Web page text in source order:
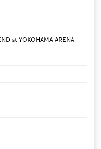
at YOKOHAMA ARENA